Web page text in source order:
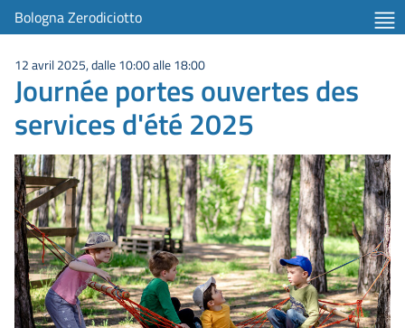
Bologna Zerodiciotto
12 avril 2025, dalle 10:00 alle 18:00
Journée portes ouvertes des
services d'été 2025